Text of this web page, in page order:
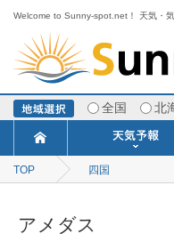
Welcome to Sunny-spot.net！ 天気・気
全国 北
今日明日の天気
寒・暖候期予報
TOP 四国
アメダス